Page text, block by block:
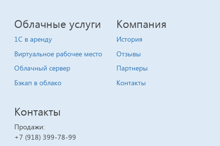
Облачные услуги
1C в аренду
Виртуальное рабочее место
Облачный сервер
Бэкап в облако
Компания
История
Отзывы
Партнеры
Контакты
Контакты
Продажи:
+7 (918) 399-78-99